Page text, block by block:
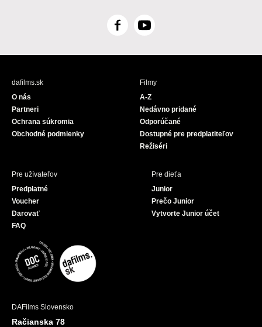
F
c
Y
u
e
dafilms.sk
O nás
Partneri
Ochrana súkromia
Obchodné podmienky
Filmy
A-Z
Nedávno pridané
Odporúčané
Dostupné pre predplatiteľov
Režiséri
Pre užívateľov
Predplatné
Voucher
Darovať
FAQ
Pre dieťa
Junior
Prečo Junior
Vytvorte Junior účet
DAFilms Slovensko
Račianska 78